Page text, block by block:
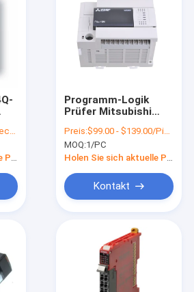
Programm-Logik
Prüfer Mitsubishi
Automatisierungs-
FX3U-48MR/ES-A
Preis:$99.00 - $139.00/Pieces
MOQ:1/PC
Kontakt